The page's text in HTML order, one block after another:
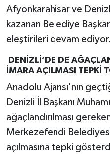
Afyonkarahisar ve
kazanan Belediye
eleştirileri devam ediyor.
DENİZLİ’DE DE
İMARA AÇILMASI TEPKİ
Anadolu Ajansı'nın
Denizli İl Başkanı
ağaçlandırılması
Merkezefendi
açılmasına tepki